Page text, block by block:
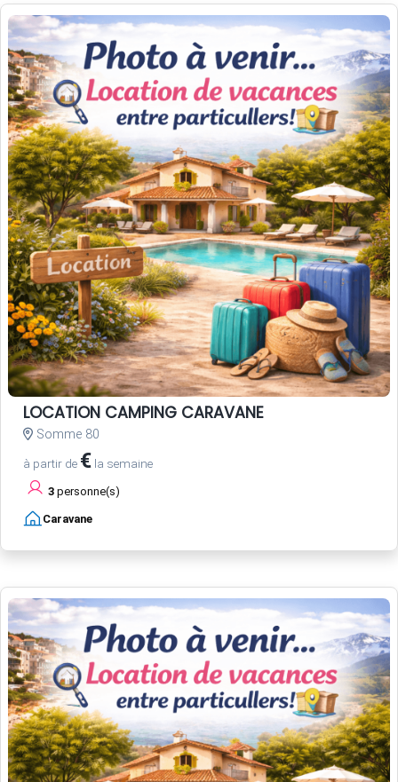
LOCATION CAMPING CARAVANE
Somme 80
à partir de € la semaine
3 personne(s)
Caravane